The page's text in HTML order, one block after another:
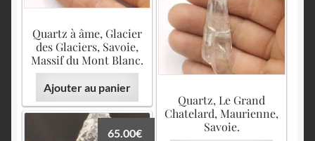
Quartz à âme, Glacier
des Glaciers, Savoie,
Massif du Mont Blanc.
Ajouter au panier
Quartz, Le Grand
Chatelard, Maurienne,
Savoie.
65.00€